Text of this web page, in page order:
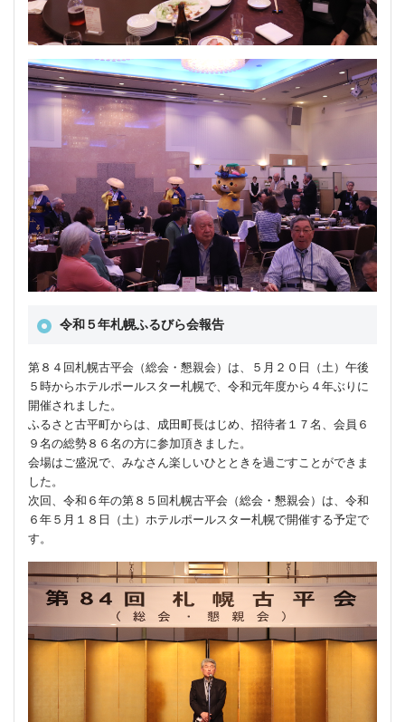
令和５年札幌ふるびら会報告
第８４回札幌古平会（総会・懇親会）は、５月２０日（土）午後
５時からホテルポールスター札幌で、令和元年度から４年ぶりに
開催されました。
ふるさと古平町からは、成田町長はじめ、招待者１７名、会員６
９名の総勢８６名の方に参加頂きました。
会場はご盛況で、みなさん楽しいひとときを過ごすことができま
した。
次回、令和６年の第８５回札幌古平会（総会・懇親会）は、令和
６年５月１８日（土）ホテルポールスター札幌で開催する予定で
す。